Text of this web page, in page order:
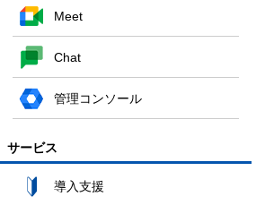
Meet
Chat
管理コンソール
サービス
導入支援